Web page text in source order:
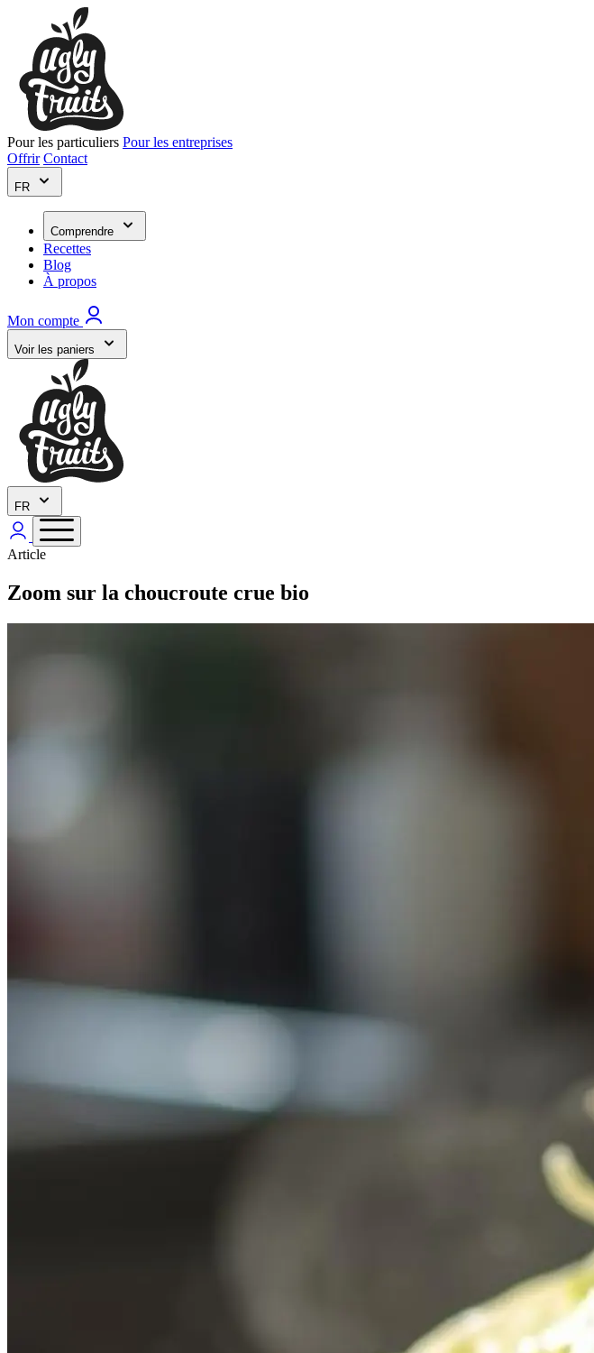
Pour les particuliers Pour les entreprises
Offrir Contact
FR
Comprendre
Recettes
Blog
À propos
Mon compte
Voir les paniers
FR
Article
Zoom sur la choucroute crue bio